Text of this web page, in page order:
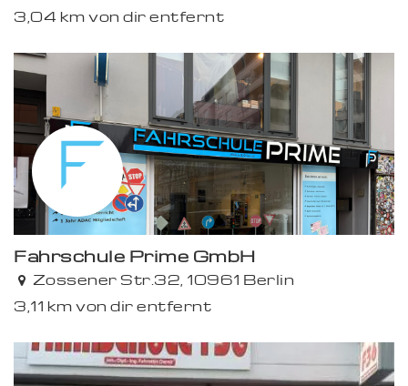
3,04 km von dir entfernt
Fahr­schule Prime GmbH
Zossener Str.32, 10961 Berlin
3,11 km von dir entfernt